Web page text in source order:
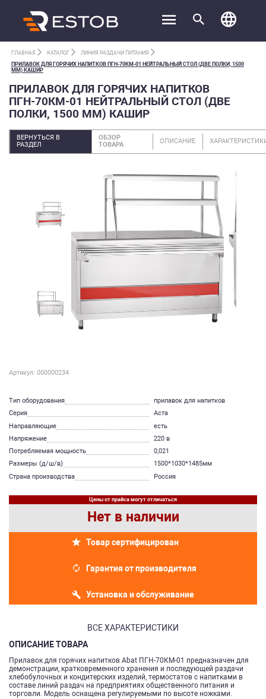
ГЛАВНАЯ КАТАЛОГ
ЛИНИЯ РАЗДАЧИ ПИТАНИЯ
ПРИЛАВОК ДЛЯ ГОРЯЧИХ НАПИТКОВ ПГН-70КМ-01 НЕЙТРАЛЬНЫЙ СТОЛ (ДВЕ ПОЛКИ, 1500
ММ) КАШИР
ПРИЛАВОК ДЛЯ ГОРЯЧИХ НАПИТКОВ
ПГН-70КМ-01 НЕЙТРАЛЬНЫЙ СТОЛ (ДВЕ
ПОЛКИ, 1500 ММ) КАШИР
ВЕРНУТЬСЯ В
РАЗДЕЛ
ОБЗОР
ТОВАРА
ОПИСАНИЕ
Артикул: 000000234
Тип оборудования
прилавок для напитков
Серия
Аста
Направляющие
есть
Напряжение
220 в
Потребляемая мощность
0,021
Размеры (д/ш/в)
1500*1030*1485мм
Страна производства
Россия
Цены от прайса могут отличаться
Нет в наличии
Товар сертифицирован
Гарантия от производителя
Установка и обслуживание
ВСЕ ХАРАКТЕРИСТИКИ
ОПИСАНИЕ ТОВАРА
Прилавок для горячих напитков Abat ПГН-70КМ-01 предназначен для
демонстрации, кратковременного хранения и последующей раздачи
хлебобулочных и кондитерских изделий, термостатов с напитками в
составе линий раздач на предприятиях общественного питания и
торговли. Модель оснащена регулируемыми по высоте ножками.